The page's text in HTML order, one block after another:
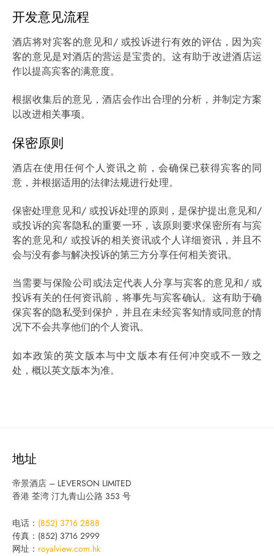
开发意见流程
酒店将对宾客的意见和/ 或投诉进行有效的评估，因为宾
客的意见是对酒店的营运是宝贵的。这有助于改进酒店运
作以提高宾客的满意度。
根据收集后的意见，酒店会作出合理的分析，并制定方案
以改进相关事项。
保密原则
酒店在使用任何个人资讯之前，会确保已获得宾客的同
意，并根据适用的法律法规进行处理。
保密处理意见和/ 或投诉处理的原则，是保护提出意见和/
或投诉的宾客隐私的重要一环，该原则要求保密所有与宾
客的意见和/ 或投诉的相关资讯或个人详细资讯，并且不
会与没有参与解决投诉的第三方分享任何相关资讯。
当需要与保险公司或法定代表人分享与宾客的意见和/ 或
投诉有关的任何资讯前，将事先与宾客确认。这有助于确
保宾客的隐私受到保护，并且在未经宾客知情或同意的情
况下不会共享他们的个人资讯。
如本政策的英文版本与中文版本有任何冲突或不一致之
处，概以英文版本为准。
地址
帝景酒店 – LEVERSON LIMITED
香港 荃湾 汀九青山公路 353 号
电话： (852) 3716 2888
传真：(852) 3716 2999
网址： royalview.com.hk